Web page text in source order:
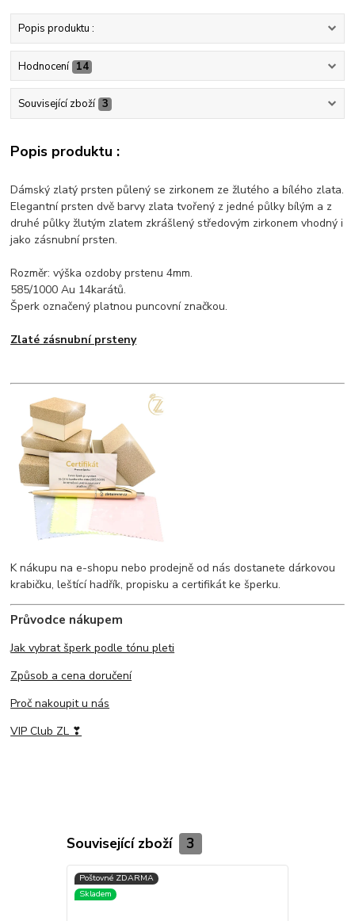
Popis produktu :
Hodnocení 14
Související zboží 3
Popis produktu :
Dámský zlatý prsten půlený se zirkonem ze žlutého a bílého zlata.
Elegantní prsten dvě barvy zlata tvořený z jedné půlky bílým a z
druhé půlky žlutým zlatem zkrášlený středovým zirkonem vhodný i
jako zásnubní prsten.
Rozměr: výška ozdoby prstenu 4mm.
585/1000 Au 14karátů.
Šperk označený platnou puncovní značkou.
Zlaté zásnubní prsteny
K nákupu na e-shopu nebo prodejně od nás dostanete dárkovou
krabičku, leštící hadřík, propisku a certifikát ke šperku.
Průvodce nákupem
Jak vybrat šperk podle tónu pleti
Způsob a cena doručení
Proč nakoupit u nás
VIP Club ZL ❣
Související zboží 3